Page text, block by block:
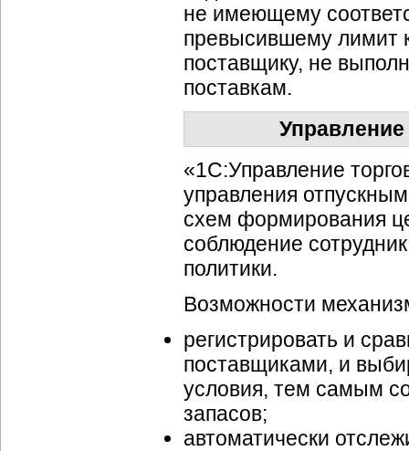
не имеющему
превысившему лимит
поставщику, не
поставкам.
«1С:Управление
управления
схем формирования
соблюдение
политики.
Возможности
регистрировать и
поставщиками, и
условия, тем самым
запасов;
автоматически